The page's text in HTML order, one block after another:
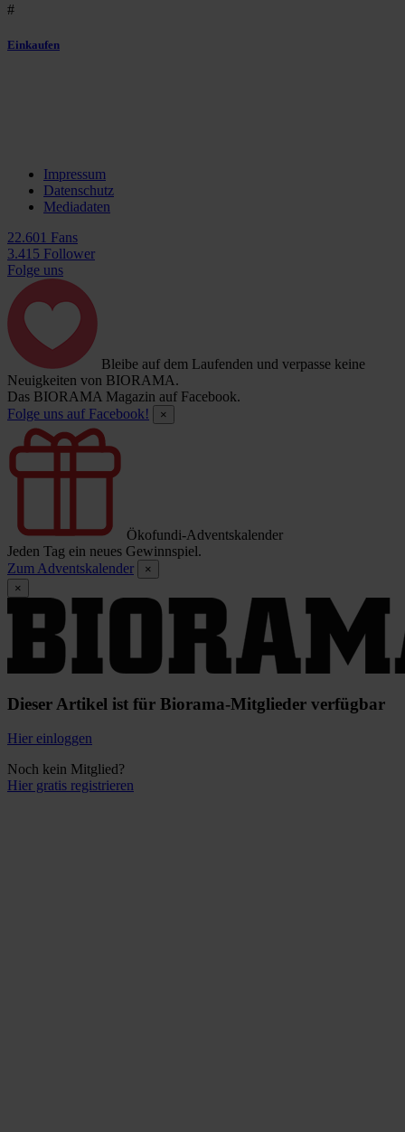
#
Einkaufen
Impressum
Datenschutz
Mediadaten
22.601 Fans
3.415 Follower
Folge uns
Bleibe auf dem Laufenden und verpasse keine
Neuigkeiten von BIORAMA.
Das BIORAMA Magazin auf Facebook.
Folge uns auf Facebook!
×
Ökofundi-Adventskalender
Jeden Tag ein neues Gewinnspiel.
Zum Adventskalender
×
×
Dieser Artikel ist für Biorama-Mitglieder verfügbar
Hier einloggen
Noch kein Mitglied?
Hier gratis registrieren